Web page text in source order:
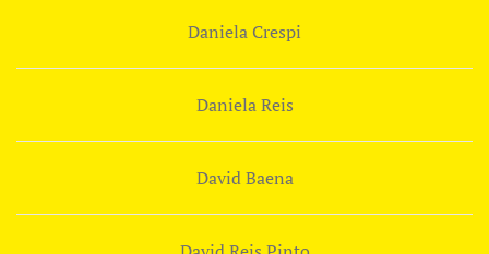
Daniela Crespi
Daniela Reis
David Baena